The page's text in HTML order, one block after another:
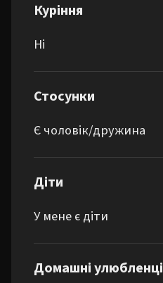
Куріння
Ні
Стосунки
Є чоловік/дружина
Діти
У мене є діти
Домашні улюбленці